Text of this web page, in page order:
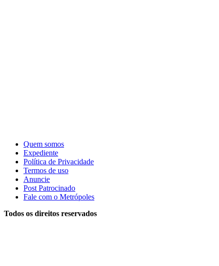
Quem somos
Expediente
Política de Privacidade
Termos de uso
Anuncie
Post Patrocinado
Fale com o Metrópoles
Todos os direitos reservados